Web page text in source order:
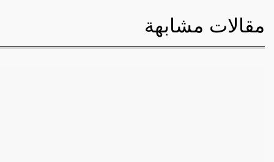
مقالات مشابهة